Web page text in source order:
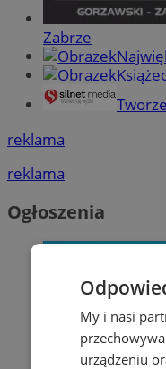
Zabrze
reklama
reklama
Ogłoszenia
My i nasi
urządzeniu